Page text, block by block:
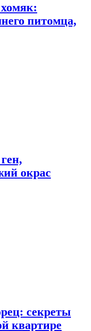
питомца,
окрас
секреты
квартире